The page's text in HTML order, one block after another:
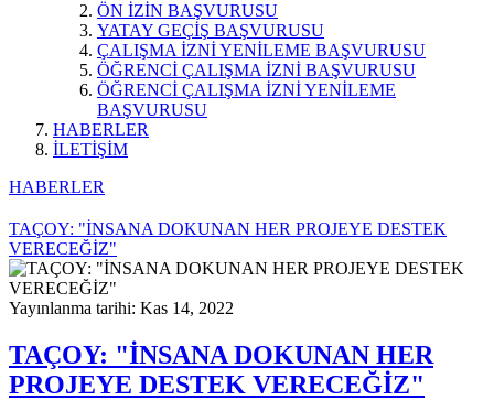
ÖN İZİN BAŞVURUSU
YATAY GEÇİŞ BAŞVURUSU
ÇALIŞMA İZNİ YENİLEME BAŞVURUSU
ÖĞRENCİ ÇALIŞMA İZNİ BAŞVURUSU
ÖĞRENCİ ÇALIŞMA İZNİ YENİLEME
BAŞVURUSU
HABERLER
İLETİŞİM
HABERLER
TAÇOY: "İNSANA DOKUNAN HER PROJEYE DESTEK
VERECEĞİZ"
Yayınlanma tarihi: Kas 14, 2022
TAÇOY: "İNSANA DOKUNAN HER
PROJEYE DESTEK VERECEĞİZ"